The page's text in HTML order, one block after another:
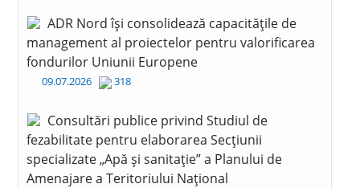
ADR Nord își consolidează capacitățile de
management al proiectelor pentru valorificarea
fondurilor Uniunii Europene
09.07.2026 318
Consultări publice privind Studiul de
fezabilitate pentru elaborarea Secțiunii
specializate „Apă și sanitație” a Planului de
Amenajare a Teritoriului Național